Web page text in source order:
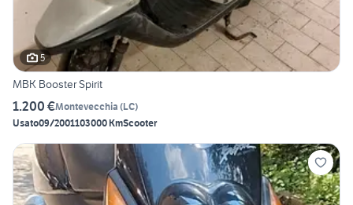
5
MBK Booster Spirit
1.200 €Montevecchia (LC)
Usato09/2001103000 KmScooter